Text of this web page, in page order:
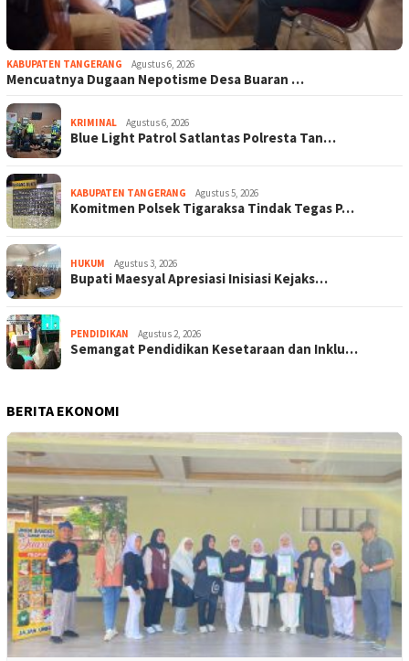
KABUPATEN TANGERANG Agustus 6, 2026
Mencuatnya Dugaan Nepotisme Desa Buaran …
KRIMINAL Agustus 6, 2026
Blue Light Patrol Satlantas Polresta Tan…
KABUPATEN TANGERANG Agustus 5, 2026
Komitmen Polsek Tigaraksa Tindak Tegas P…
HUKUM Agustus 3, 2026
Bupati Maesyal Apresiasi Inisiasi Kejaks…
PENDIDIKAN Agustus 2, 2026
Semangat Pendidikan Kesetaraan dan Inklu…
BERITA EKONOMI